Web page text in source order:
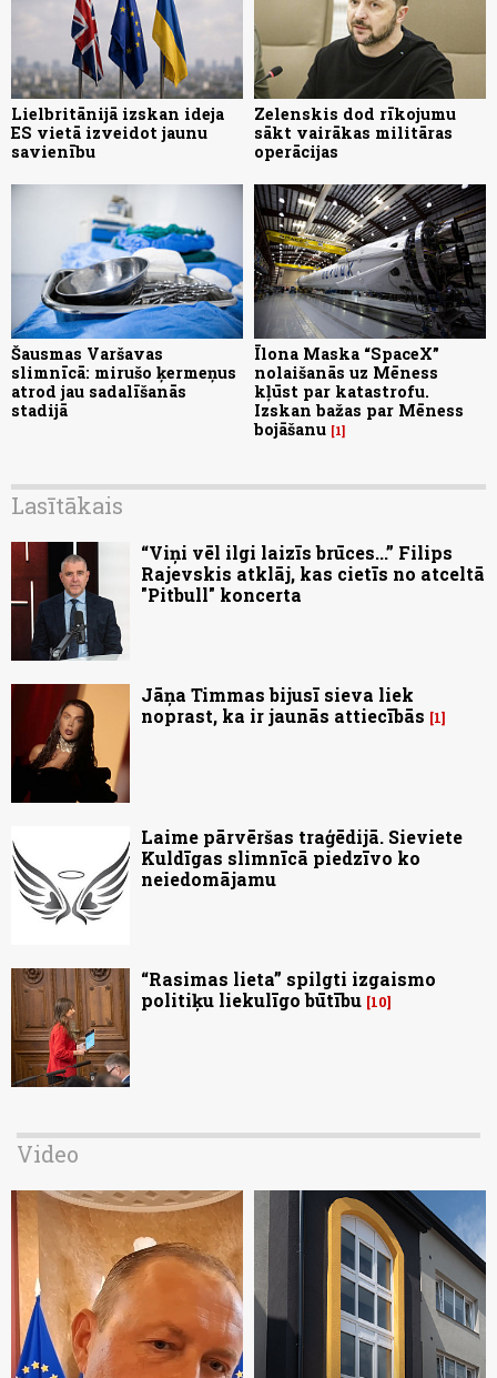
Lielbritānijā izskan ideja
ES vietā izveidot jaunu
savienību
Zelenskis dod rīkojumu
sākt vairākas militāras
operācijas
Šausmas Varšavas
slimnīcā: mirušo ķermeņus
atrod jau sadalīšanās
stadijā
Īlona Maska “SpaceX”
nolaišanās uz Mēness
kļūst par katastrofu.
Izskan bažas par Mēness
bojāšanu 1
Lasītākais
“Viņi vēl ilgi laizīs brūces...” Filips
Rajevskis atklāj, kas cietīs no atceltā
"Pitbull" koncerta
Jāņa Timmas bijusī sieva liek
noprast, ka ir jaunās attiecībās
1
Laime pārvēršas traģēdijā. Sieviete
Kuldīgas slimnīcā piedzīvo ko
neiedomājamu
“Rasimas lieta” spilgti izgaismo
politiķu liekulīgo būtību 10
Video